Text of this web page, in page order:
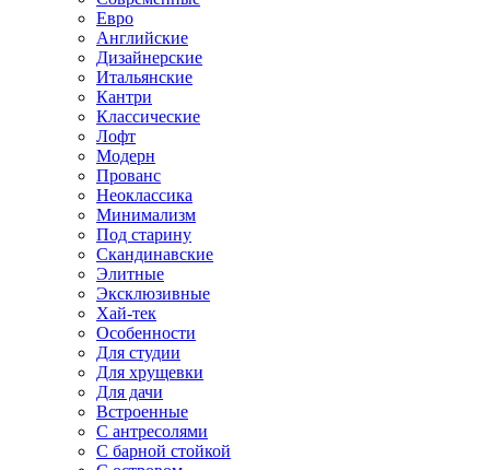
Евро
Английские
Дизайнерские
Итальянские
Кантри
Классические
Лофт
Модерн
Прованс
Неоклассика
Минимализм
Под старину
Скандинавские
Элитные
Эксклюзивные
Хай-тек
Особенности
Для студии
Для хрущевки
Для дачи
Встроенные
С антресолями
С барной стойкой